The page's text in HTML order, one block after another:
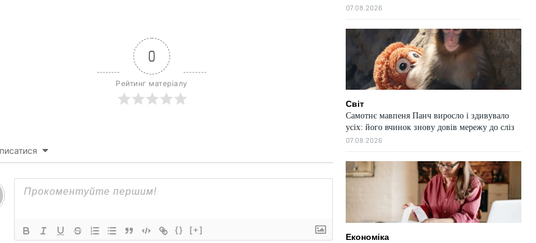
0
Рейтинг матеріалу
{} [+]
07.08.2026
Світ
Самотнє мавпеня Панч виросло і здивувало
усіх: його вчинок знову довів мережу до сліз
07.08.2026
Економіка